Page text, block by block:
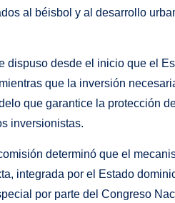
al béisbol y al desarrollo
dispuso desde el inicio que el
que la inversión
que garantice la protección
inversionistas.
determinó que el
integrada por el Estado
por parte del Congreso